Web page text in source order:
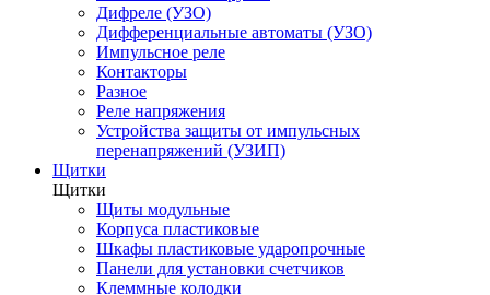
Дифреле (УЗО)
Дифференциальные автоматы (УЗО)
Импульсное реле
Контакторы
Разное
Реле напряжения
Устройства защиты от импульсных
перенапряжений (УЗИП)
Щитки
Щитки
Щиты модульные
Корпуса пластиковые
Шкафы пластиковые ударопрочные
Панели для установки счетчиков
Клеммные колодки